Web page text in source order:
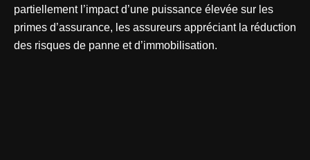
partiellement l’impact d’une puissance élevée sur les
primes d’assurance, les assureurs appréciant la réduction
des risques de panne et d’immobilisation.